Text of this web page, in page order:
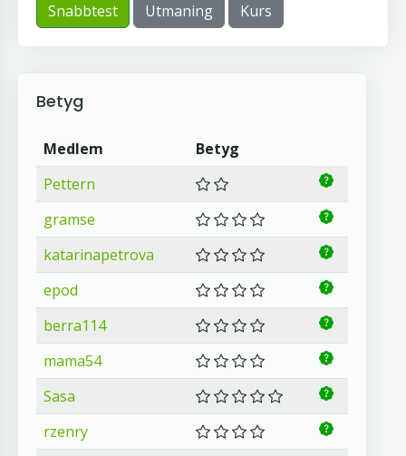
Snabbtest Utmaning Kurs
Betyg
Medlem
Betyg
Pettern
gramse
katarinapetrova
epod
berra114
mama54
Sasa
rzenry